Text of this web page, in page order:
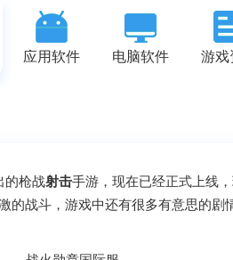
应用软件 电脑软件 游戏
的枪战射击手游，现在已经正式上线
的战斗，游戏中还有很多有意思的剧